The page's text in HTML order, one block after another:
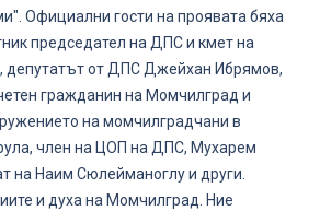
Официални гости на проявата бяха
председател на ДПС и кмет на
от ДПС Джейхан Ибрямов,
гражданин на Момчилград и
на момчилградчани в
член на ЦОП на ДПС, Мухарем
на Наим Сюлейманоглу и други.
и духа на Момчилград. Ние